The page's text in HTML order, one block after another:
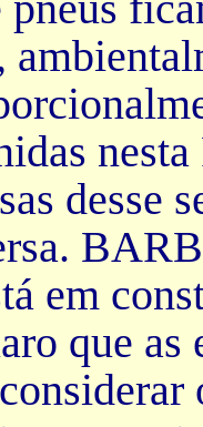
desse
em
que as